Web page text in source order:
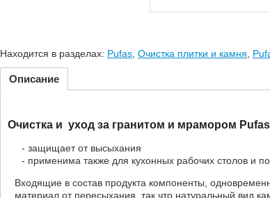
Находится в разделах: Pufas Очистка плитки и камня
Описание
Очистка и уход за гранитом и мрамором
- защищает от высыхания
- применима также для кухонных рабочих столов и
Входящие в состав продукта компоненты,
материал от пересыхания, так что натуральный вид